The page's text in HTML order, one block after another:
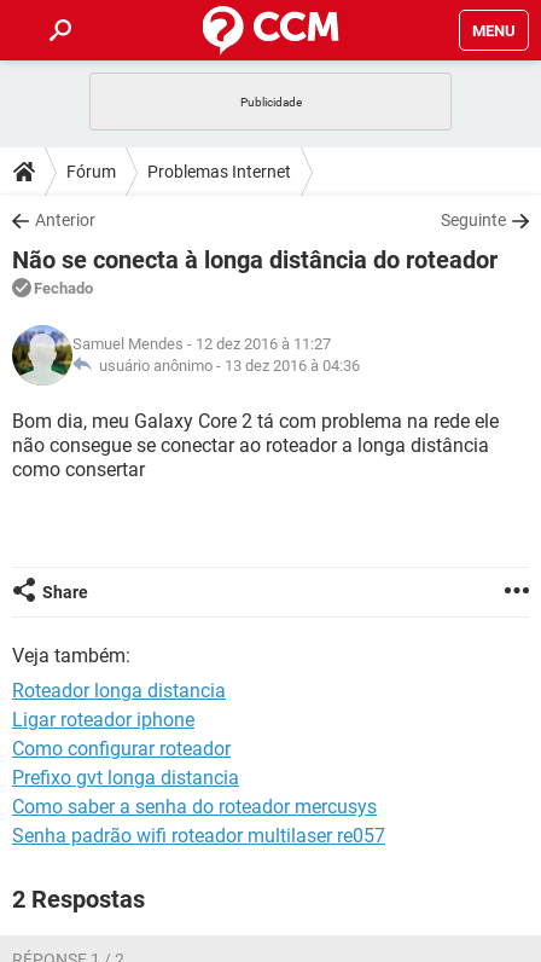
MENU
CELULAR FACEBOOK
OUTLOOK
INSTAGRAM GMAIL
GUIA DE COMPRAS
DICAS
JOGOS WHATSAPP
OUTLOOK
INSTAGRAM
GUIA DE COMPRAS
DOWNLOADS
JOGOS WHATSAPP
CELULAR
OUTLOOK EXCEL
INSTAGRAM
GUIA DE COMPRAS
FÓRUM
JOGOS
CELULAR FACEBOOK
INSTAGRAM GMAIL
GLOSSÁRIO
JOGOS
CELULAR FACEBOOK
OUTLOOK
Fórum Problemas Internet
Anterior Seguinte
Não se conecta à longa distância do roteador
Fechado
Samuel Mendes - 12 dez 2016 à 11:27
usuário anônimo - 13 dez 2016 à 04:36
Bom dia, meu Galaxy Core 2 tá com problema na rede ele
não consegue se conectar ao roteador a longa distância
como consertar
Share
Veja também:
Roteador longa distancia
Ligar roteador iphone
Como configurar roteador
Prefixo gvt longa distancia
Como saber a senha do roteador mercusys
Senha padrão wifi roteador multilaser re057
2 Respostas